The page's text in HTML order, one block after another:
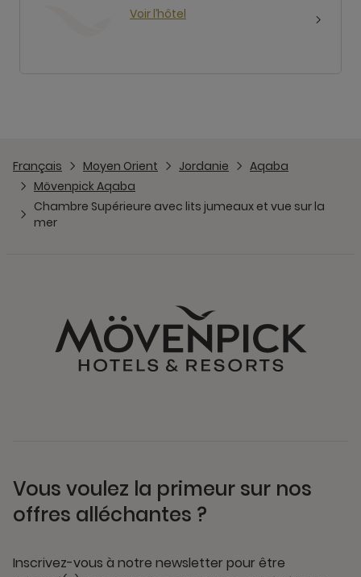
Voir l’hôtel
Français Moyen Orient Jordanie
Aqaba
Mövenpick Aqaba
Chambre Supérieure avec lits jumeaux et vue sur la
mer
Vous voulez la primeur sur nos
offres alléchantes ?
Inscrivez-vous à notre newsletter pour être